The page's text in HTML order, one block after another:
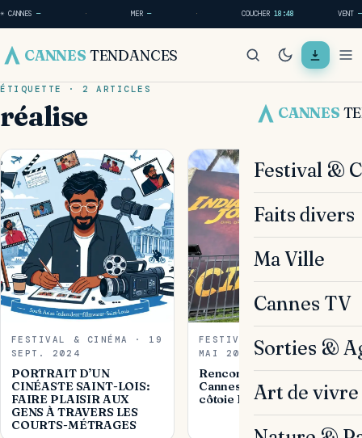
☀ CANNES — · MER— · COUCHER18:48 VENT —
CANNES TENDANCES
CANNES
Festival &
Faits divers
Ma Ville
Cannes TV
Sorties &
Art de vivre
ÉTIQUETTE · 2 ARTICLES
réalise
FESTIVAL & CINÉMA · 19
SEPT. 2024
PORTRAIT D’UN
CINÉASTE SAINT-LOIS:
FAIRE PLAISIR AUX
GENS À TRAVERS LES
COURTS-MÉTRAGES
FESTIVAL & CINÉMA · 19
MAI 2023
Rencontre de rêve à
Cannes : Un jeune de 9 ans
côtoie Harrison Ford